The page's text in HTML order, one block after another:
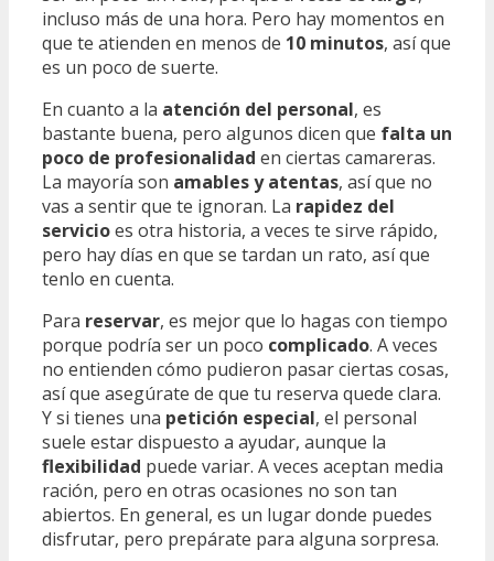
incluso más de una hora. Pero hay momentos en
que te atienden en menos de 10 minutos, así que
es un poco de suerte.
En cuanto a la atención del personal, es
bastante buena, pero algunos dicen que falta un
poco de profesionalidad en ciertas camareras.
La mayoría son amables y atentas, así que no
vas a sentir que te ignoran. La rapidez del
servicioes otra historia, a veces te sirve rápido,
pero hay días en que se tardan un rato, así que
tenlo en cuenta.
Para reservar, es mejor que lo hagas con tiempo
porque podría ser un poco complicado. A veces
no entienden cómo pudieron pasar ciertas cosas,
así que asegúrate de que tu reserva quede clara.
Y si tienes una petición especial, el personal
suele estar dispuesto a ayudar, aunque la
flexibilidad puede variar. A veces aceptan media
ración, pero en otras ocasiones no son tan
abiertos. En general, es un lugar donde puedes
disfrutar, pero prepárate para alguna sorpresa.